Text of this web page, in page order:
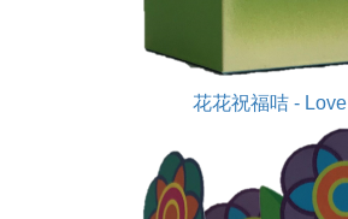
花花祝福咭 - Love